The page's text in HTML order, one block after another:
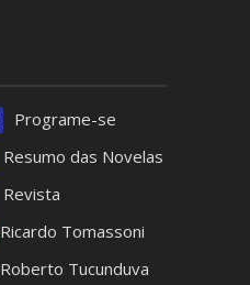
Programe-se
Resumo das Novelas
Revista
Ricardo Tomassoni
Roberto Tucunduva